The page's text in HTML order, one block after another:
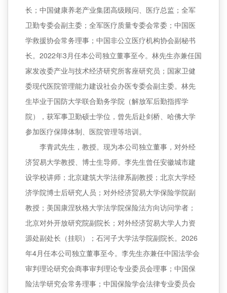
长；中国健康养老产业集团高级顾问、医疗总监；全军
卫勤专委会副主委；全军医疗质量专委会常委；中国医
学救援协会常务理事；中国非公立医疗机构协会副秘书
长。2022年3月任本公司独立董事至今。林先生亦兼任国
家发改委产业与技术经济研究所客座研究员；国家卫健
委现代医院管理能力建设社会办医专委会副主委。林先
生毕业于国防大学联合勤务学院（解放军后勤指挥学
院），获军事卫勤硕士学位，曾先后赴剑桥、哈佛大学
参加医疗保障体制、医院管理等培训。
李青武先生，教授。现为本公司独立董事，对外经
济贸易大学教授、博士生导师。李先生曾任安徽城市建
设学校讲师；北京建筑大学法律系副教授；北京大学经
济学院博士后研究人员；对外经济贸易大学保险学院副
教授；美国康涅狄格大学法学院保险法方向访问学者；
北京对外开放研究院副院长；对外经济贸易大学人力资
源处副处长（挂职）；石河子大学法学院副院长。2026
年4月任本公司独立董事至今。李先生亦兼任中国法学会
审判理论研究会商事审判理论专业委员会理事；中国保
险法学研究会常务理事；中国保险学会法律专业委员会